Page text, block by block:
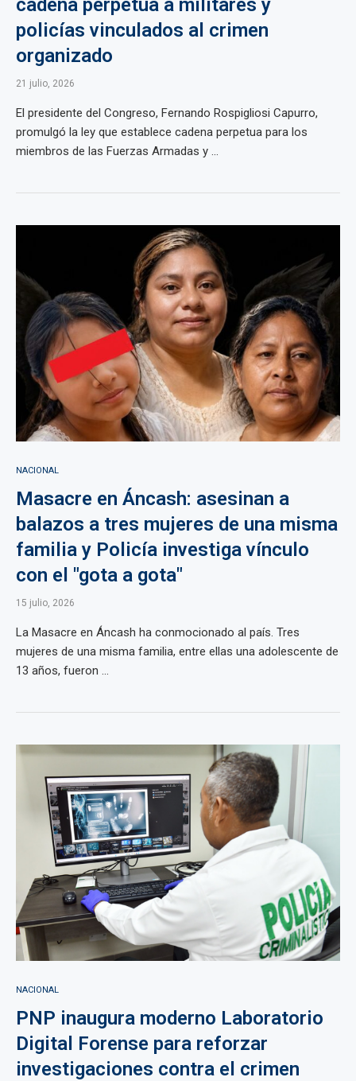
cadena perpetua a militares y
policías vinculados al crimen
organizado
21 julio, 2026
El presidente del Congreso, Fernando Rospigliosi Capurro,
promulgó la ley que establece cadena perpetua para los
miembros de las Fuerzas Armadas y ...
NACIONAL
Masacre en Áncash: asesinan a
balazos a tres mujeres de una misma
familia y Policía investiga vínculo
con el "gota a gota"
15 julio, 2026
La Masacre en Áncash ha conmocionado al país. Tres
mujeres de una misma familia, entre ellas una adolescente de
13 años, fueron ...
NACIONAL
PNP inaugura moderno Laboratorio
Digital Forense para reforzar
investigaciones contra el crimen